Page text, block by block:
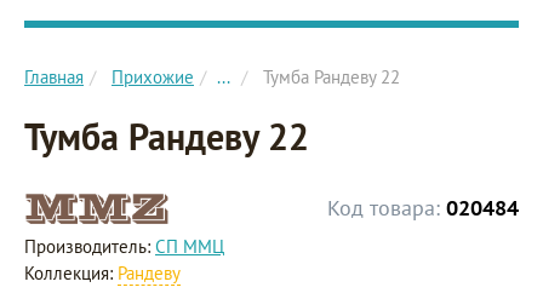
Главное меню сайта
Главная Прихожие ... Тумба Рандеву 22
Тумба Рандеву 22
Код товара: 020484
Производитель: СП ММЦ
Коллекция: Рандеву